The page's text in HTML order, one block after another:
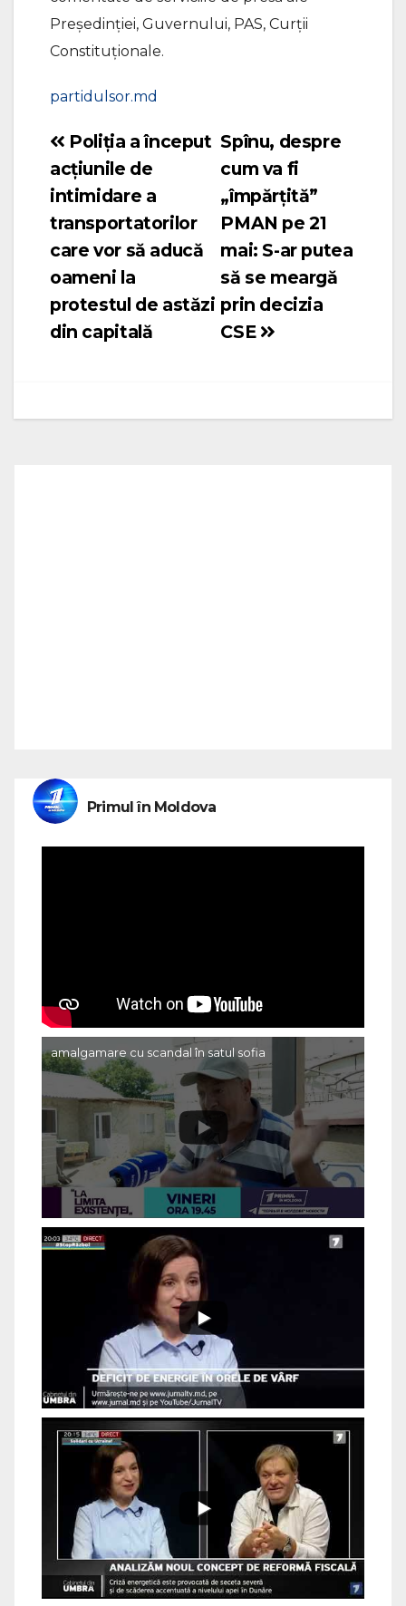
Președinției, Guvernului, PAS, Curții
Constituționale.
partidulsor.md
Navigare
în
articole
Spînu, despre
cum va fi
„împărțită”
PMAN pe 21
mai: S-ar putea
să se meargă
prin decizia
CSE
Poliția a început
acțiunile de
intimidare a
transportatorilor
care vor să aducă
oameni la
protestul de astăzi
din capitală
Primul în Moldova
amalgamare cu scandal în satul sofia